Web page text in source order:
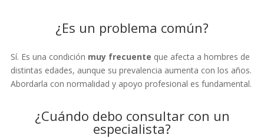
¿Es un problema común?
Sí. Es una condición muy frecuente que afecta a hombres de
distintas edades, aunque su prevalencia aumenta con los años.
Abordarla con normalidad y apoyo profesional es fundamental.
¿Cuándo debo consultar con un
especialista?